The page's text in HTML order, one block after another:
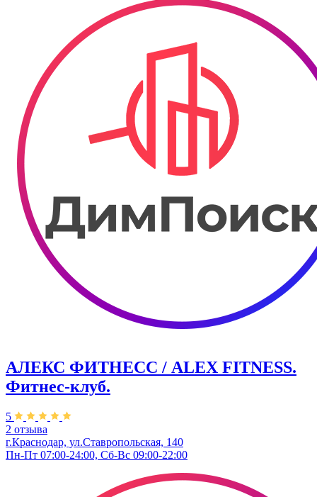
АЛЕКС ФИТНЕСС / ALEX FITNESS.
Фитнес-клуб.
5
2 отзыва
г.Краснодар, ул.Ставропольская, 140
Пн-Пт 07:00-24:00, Сб-Вс 09:00-22:00